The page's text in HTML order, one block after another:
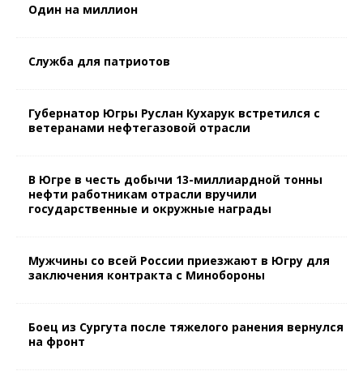
Один на миллион
Служба для патриотов
Губернатор Югры Руслан Кухарук встретился с
ветеранами нефтегазовой отрасли
В Югре в честь добычи 13-миллиардной тонны
нефти работникам отрасли вручили
государственные и окружные награды
Мужчины со всей России приезжают в Югру для
заключения контракта с Минобороны
Боец из Сургута после тяжелого ранения вернулся
на фронт